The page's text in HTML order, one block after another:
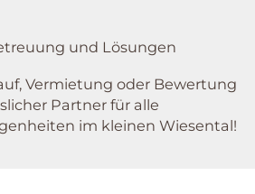
und Lösungen
Vermietung oder Bewertung
Partner für alle
im kleinen Wiesental!